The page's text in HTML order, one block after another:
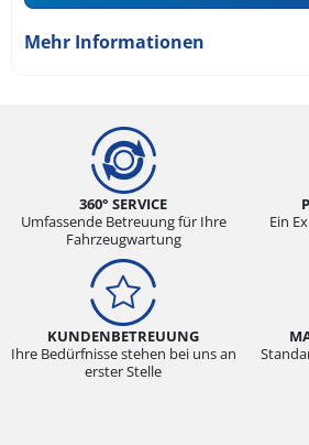
Mehr Informationen
360° SERVICE
Umfassende Betreuung für Ihre
Fahrzeugwartung
Ein
KUNDENBETREUUNG
Ihre Bedürfnisse stehen bei uns an
erster Stelle